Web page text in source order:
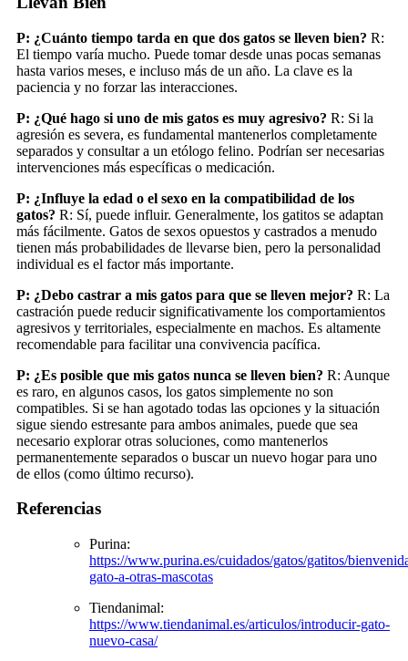
P: ¿Cuánto tiempo tarda en que dos gatos se lleven bien? R:
El tiempo varía mucho. Puede tomar desde unas pocas semanas
hasta varios meses, e incluso más de un año. La clave es la
paciencia y no forzar las interacciones.
P: ¿Qué hago si uno de mis gatos es muy agresivo? R: Si la
agresión es severa, es fundamental mantenerlos completamente
separados y consultar a un etólogo felino. Podrían ser necesarias
intervenciones más específicas o medicación.
P: ¿Influye la edad o el sexo en la compatibilidad de los
gatos? R: Sí, puede influir. Generalmente, los gatitos se adaptan
más fácilmente. Gatos de sexos opuestos y castrados a menudo
tienen más probabilidades de llevarse bien, pero la personalidad
individual es el factor más importante.
P: ¿Debo castrar a mis gatos para que se lleven mejor? R: La
castración puede reducir significativamente los comportamientos
agresivos y territoriales, especialmente en machos. Es altamente
recomendable para facilitar una convivencia pacífica.
P: ¿Es posible que mis gatos nunca se lleven bien? R: Aunque
es raro, en algunos casos, los gatos simplemente no son
compatibles. Si se han agotado todas las opciones y la situación
sigue siendo estresante para ambos animales, puede que sea
necesario explorar otras soluciones, como mantenerlos
permanentemente separados o buscar un nuevo hogar para uno
de ellos (como último recurso).
Referencias
Purina:
https://www.purina.es/cuidados/gatos/gatitos/
gato-a-otras-mascotas
Tiendanimal:
https://www.tiendanimal.es/articulos/introducir-gato-
nuevo-casa/